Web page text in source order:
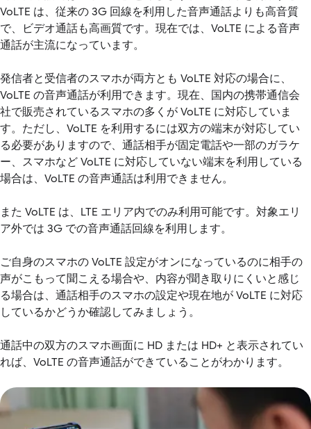
VoLTE は、従来の 3G 回線を利用した音声通話よりも高音質
で、ビデオ通話も高画質です。現在では、VoLTE による音声
通話が主流になっています。
発信者と受信者のスマホが両方とも VoLTE 対応の場合に、
VoLTE の音声通話が利用できます。現在、国内の携帯通信会
社で販売されているスマホの多くが VoLTE に対応していま
す。ただし、VoLTE を利用するには双方の端末が対応してい
る必要がありますので、通話相手が固定電話や一部のガラケ
ー、スマホなど VoLTE に対応していない端末を利用している
場合は、VoLTE の音声通話は利用できません。
また VoLTE は、LTE エリア内でのみ利用可能です。対象エリ
ア外では 3G での音声通話回線を利用します。
ご自身のスマホの VoLTE 設定がオンになっているのに相手の
声がこもって聞こえる場合や、内容が聞き取りにくいと感じ
る場合は、通話相手のスマホの設定や現在地が VoLTE に対応
しているかどうか確認してみましょう。
通話中の双方のスマホ画面に HD または HD+ と表示されてい
れば、VoLTE の音声通話ができていることがわかります。